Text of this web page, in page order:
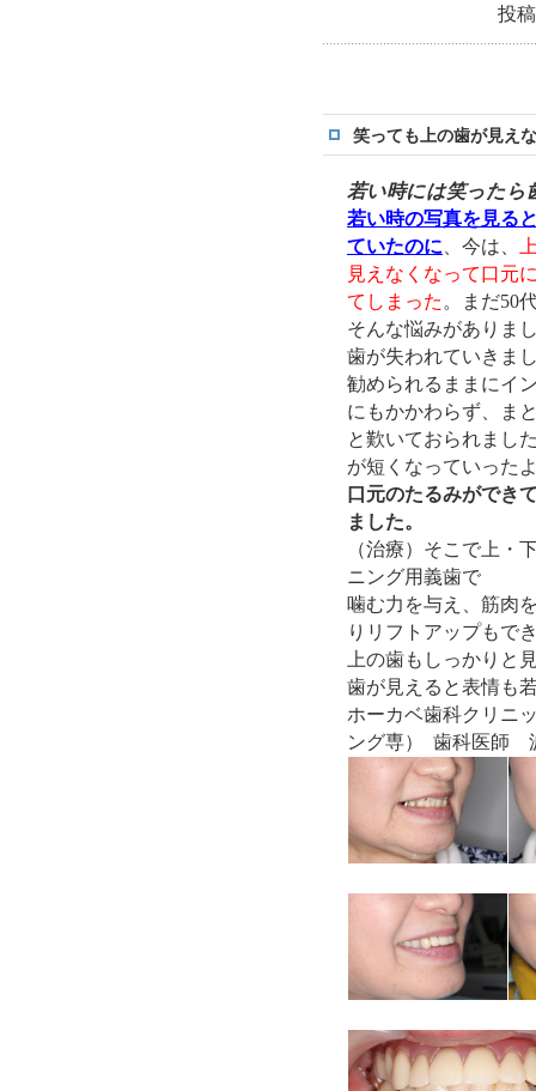
投
笑っても上の歯が見え
若い時には笑ったら
若い時の写真を見る
ていたのに 、今は、
見えなくなって口元
てしまった 。まだ50
そんな悩みがありま
歯が失われていきま
勧められるままにイ
にもかかわらず、ま
と歎いておられまし
が短くなっていった
口元のたるみができ
ました。
（治療）そこで上・
ニング用義歯で
噛む力を与え、筋肉
りリフトアップもで
上の歯もしっかりと
歯が見えると表情も
ホーカベ歯科クリニ
ング専） 歯科医師